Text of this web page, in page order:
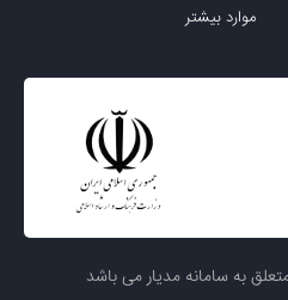
موارد بیشتر
به سامانه مدیار می باشد